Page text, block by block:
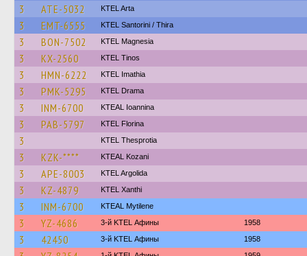
3 ATE-5032 KTEL Arta
3 EMT-6555 KTEL Santorini / Thira
3 BON-7502 ΚΤΕL Magnesia
3 KX-2560 KTEL Tinos
3 HMN-6222 KTEL Imathia
3 PMK-5295 KTEL Drama
3 INM-6700 KTEAL Ioannina
3 PAB-5797 KTEL Florina
3 KTEL Thesprotia
3 KZK-**** KTEAL Kozani
3 APE-8003 KTEL Argolida
3 KZ-4879 KTEL Xanthi
3 INM-6700 KTEAL Mytilene
3 YZ-4686 3-й KTEL Афины 1958
3 42450 3-й KTEL Афины 1958